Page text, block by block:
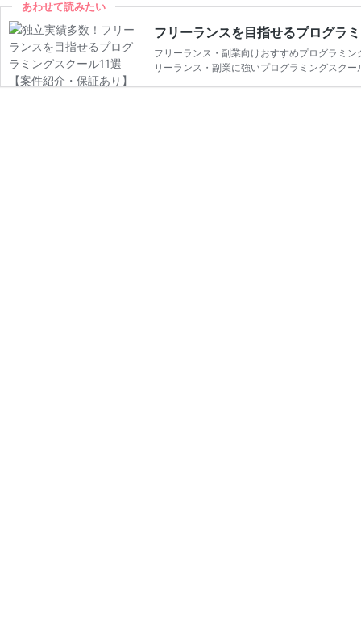
あわせて読みたい
フリーランスを目指せるプログラ
フリーランス・副業向けおすすめプログラミ
リーランス・副業に強いプログラミングスク